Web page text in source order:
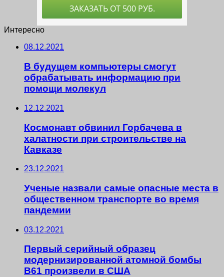
Интересно
08.12.2021
В будущем компьютеры смогут
обрабатывать информацию при
помощи молекул
12.12.2021
Космонавт обвинил Горбачева в
халатности при строительстве на
Кавказе
23.12.2021
Ученые назвали самые опасные места в
общественном транспорте во время
пандемии
03.12.2021
Первый серийный образец
модернизированной атомной бомбы
B61 произвели в США